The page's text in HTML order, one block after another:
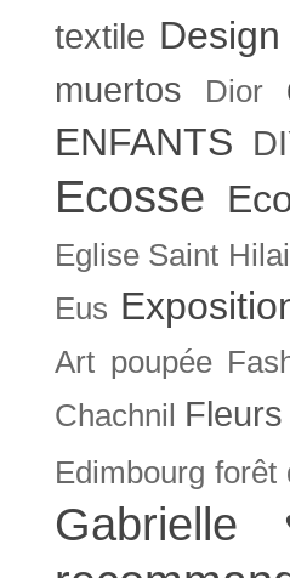
textile
muertos Dior
ENFANTS
Ecosse
Eglise Saint
Eus
Art poupée
Chachnil Fleurs
Edimbourg forêt
Gabrielle